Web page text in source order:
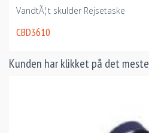
VandtÃ¦t skulder Rejsetaske
CBD3610
Kunden har klikket på det meste